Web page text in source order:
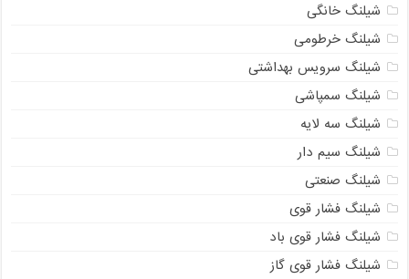
شیلنگ خانگی
شیلنگ خرطومی
شیلنگ سرویس بهداشتی
شیلنگ سمپاشی
شیلنگ سه لایه
شیلنگ سیم دار
شیلنگ صنعتی
شیلنگ فشار قوی
شیلنگ فشار قوی باد
شیلنگ فشار قوی گاز